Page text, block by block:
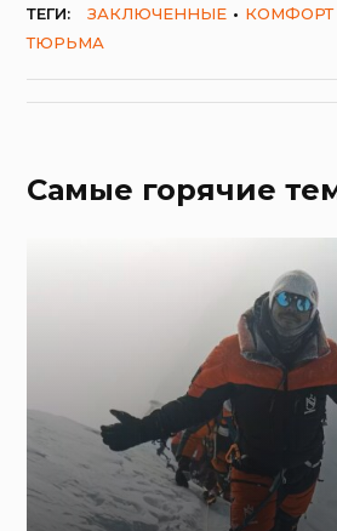
ТЕГИ:
ЗАКЛЮЧЕННЫЕ КОМФОРТ
ТЮРЬМА
Самые горячие